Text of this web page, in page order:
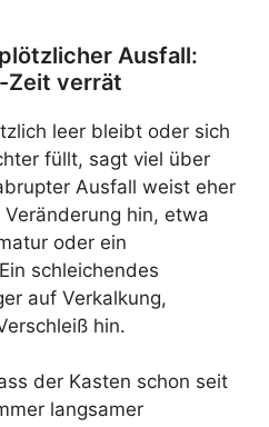
Ausfall:
Zeit verrät
leer bleibt oder sich
füllt, sagt viel über
Ausfall weist eher
hin, etwa
oder ein
schleichendes
auf Verkalkung,
hin.
der Kasten schon seit
langsamer